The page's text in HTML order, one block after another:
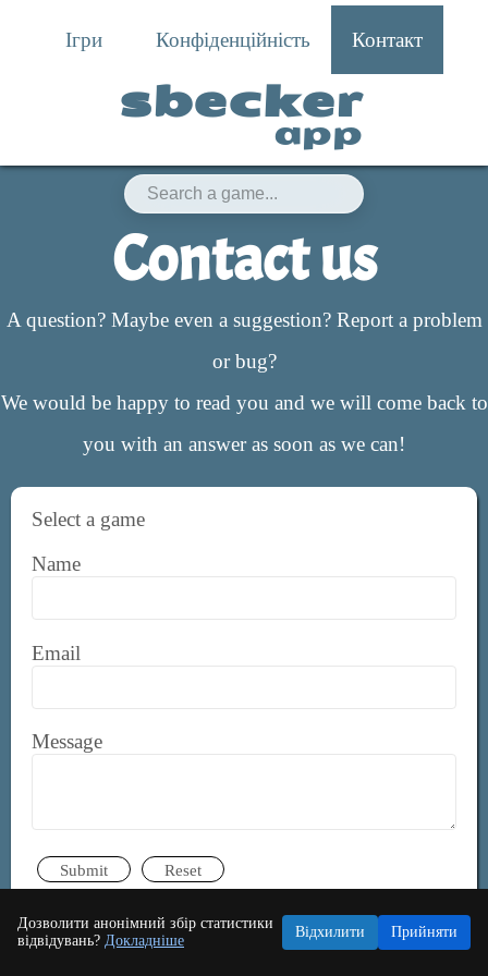
Дозволити анонімний збір статистики
відвідувань? Докладніше
Відхилити Прийняти
Ігри Конфіденційність Контакт
sbecker
app
Contact us
A question? Maybe even a suggestion? Report a problem
or bug?
We would be happy to read you and we will come back to
you with an answer as soon as we can!
Select a game
Name
Email
Message
Submit Reset